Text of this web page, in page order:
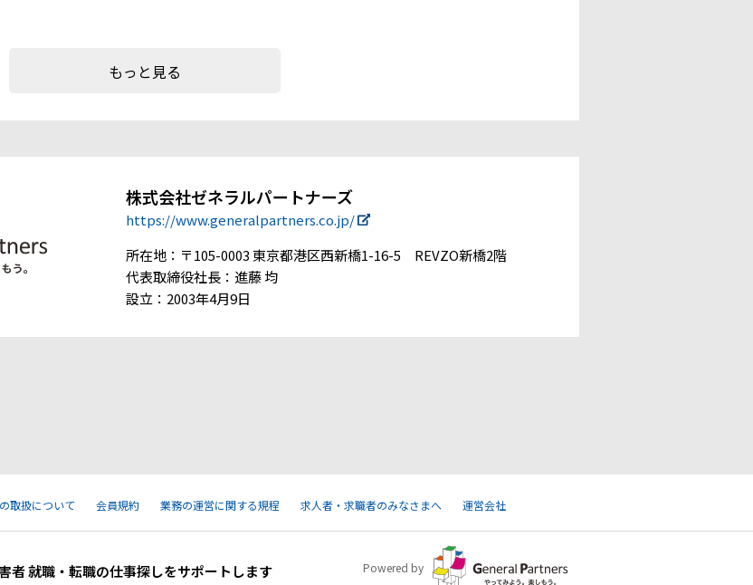
もっと見る
株式会社ゼネラルパートナーズ
https://www.generalpartners.co.jp/
所在地：〒105-0003 東京都港区西新橋1-16-5 REVZO新橋2階
代表取締役社長：進藤 均
設立：2003年4月9日
取扱について 会員規約 業務の運営に関する規程 求人者・求職者のみなさまへ 運営会社
就職・転職の仕事探しをサポートします Powered by